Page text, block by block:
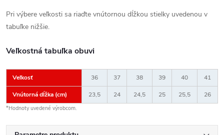
Pri výbere veľkosti sa riaďte vnútornou dĺžkou stielky uvedenou v
tabuľke nižšie.
Veľkostná tabuľka obuvi
Veľkosť 36 37 38 39 40 41
Vnútorná dĺžka (cm) 23,5 24 24,5 25 25,5 26
*Hodnoty uvedené výrobcom.